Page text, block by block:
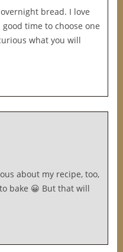
bread. I love
time to choose one
what you will
about my recipe, too,
bake 😀 But that will